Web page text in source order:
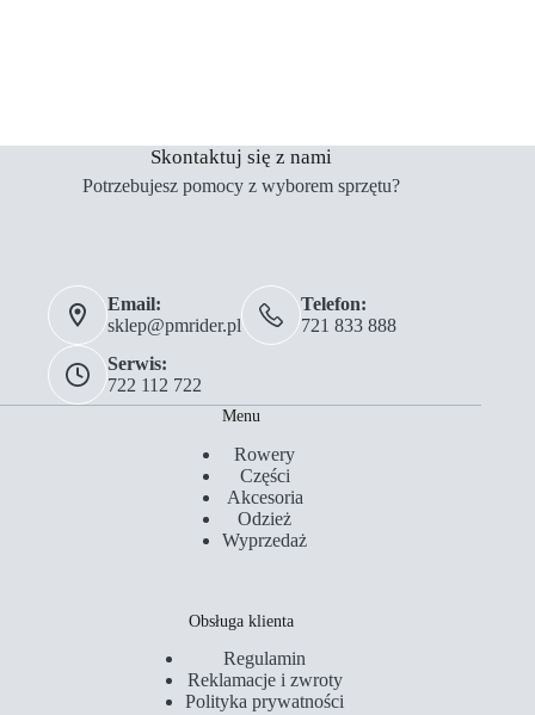
Skontaktuj się z nami
Potrzebujesz pomocy z wyborem sprzętu?
Email:
sklep@pmrider.pl
Telefon:
721 833 888
Serwis:
722 112 722
Menu
Rowery
Części
Akcesoria
Odzież
Wyprzedaż
Obsługa klienta
Regulamin
Reklamacje i zwroty
Polityka prywatności